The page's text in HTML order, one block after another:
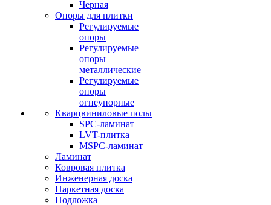
Черная
Опоры для плитки
Регулируемые
опоры
Регулируемые
опоры
металлические
Регулируемые
опоры
огнеупорные
Кварцвиниловые полы
SPC-ламинат
LVT-плитка
MSPC-ламинат
Ламинат
Ковровая плитка
Инженерная доска
Паркетная доска
Подложка